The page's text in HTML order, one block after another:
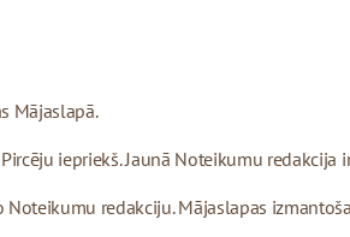
Mājaslapā.
iepriekš. Jaunā Noteikumu
redakciju. Mājaslapas